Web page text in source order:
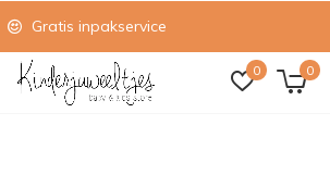
0 0
Gratis inpakservice